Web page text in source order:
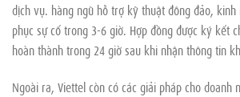
dịch vụ. hàng ngũ hỗ trợ kỹ thuật đông đảo,
phục sự cố trong 3-6 giờ. Hợp đồng được ký kết
hoàn thành trong 24 giờ sau khi nhận thông tin
Ngoài ra, Viettel còn có các giải pháp cho doanh